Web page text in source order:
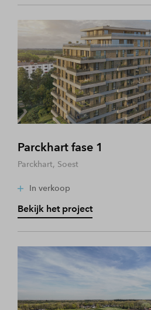
Parckhart fase 1
Parckhart, Soest
In verkoop
Bekijk het project